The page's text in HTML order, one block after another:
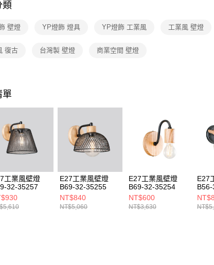
絡購
２
３
「
即時
結果
５．
形，
類
壁燈 YP燈飾 燈具 YP燈飾 工業風 工業風 壁燈
復古 台灣製 壁燈 商業空間 壁燈
單
工業風壁燈
32-35257
E27工業風壁燈
B69-32-35255
NT$840
NT$5,060
E27工業風壁燈
B69-32-35254
NT$600
NT$3,630
E27